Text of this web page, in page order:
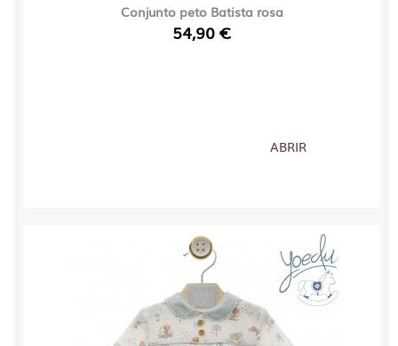
Conjunto peto Batista rosa
54,90 €
ABRIR